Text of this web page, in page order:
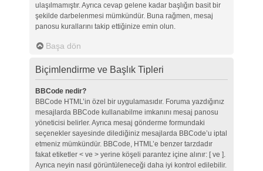
ulaşılmamıştır. Ayrıca cevap gelene kadar başlığın basit bir
şekilde darbelenmesi mümkündür. Buna rağmen, mesaj
panosu kurallarını takip ettiğinize emin olun.
Başa dön
Biçimlendirme ve Başlık Tipleri
BBCode nedir?
BBCode HTML’in özel bir uygulamasıdır. Foruma yazdığınız
mesajlarda BBCode kullanabilme imkanını mesaj panosu
yöneticisi belirler. Ayrıca mesaj gönderme formundaki
seçenekler sayesinde dilediğiniz mesajlarda BBCode’u iptal
etmeniz mümkündür. BBCode, HTML’e benzer tarzdadır
fakat etiketler < ve > yerine köşeli parantez içine alınır: [ ve ].
Ayrıca neyin nasıl görüntüleneceği daha iyi kontrol edilebilir.